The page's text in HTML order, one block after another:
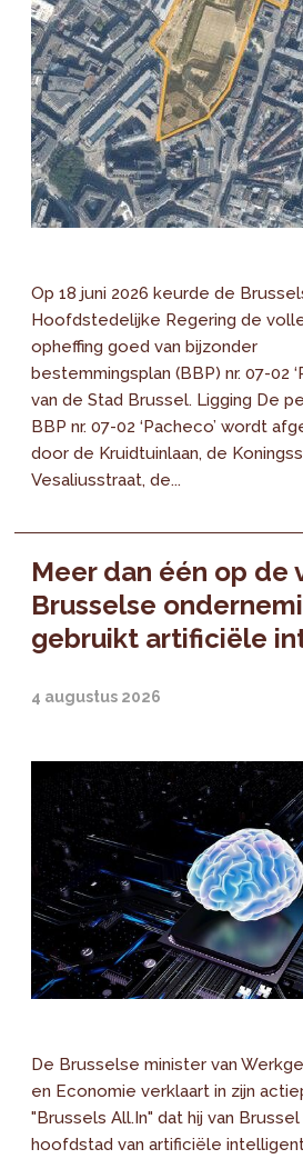
Op 18 juni 2026 keurde de
Hoofdstedelijke Regering de
opheffing goed van bijzonder
bestemmingsplan (BBP) nr. 07-02
van de Stad Brussel. Ligging De
BBP nr. 07-02 ‘Pacheco’ wordt
door de Kruidtuinlaan, de
Vesaliusstraat, de...
Meer dan één op de
Brusselse
gebruikt artificiële
4 augustus 2026
De Brusselse minister van
en Economie verklaart in zijn
"Brussels All.In" dat hij van
hoofdstad van artificiële